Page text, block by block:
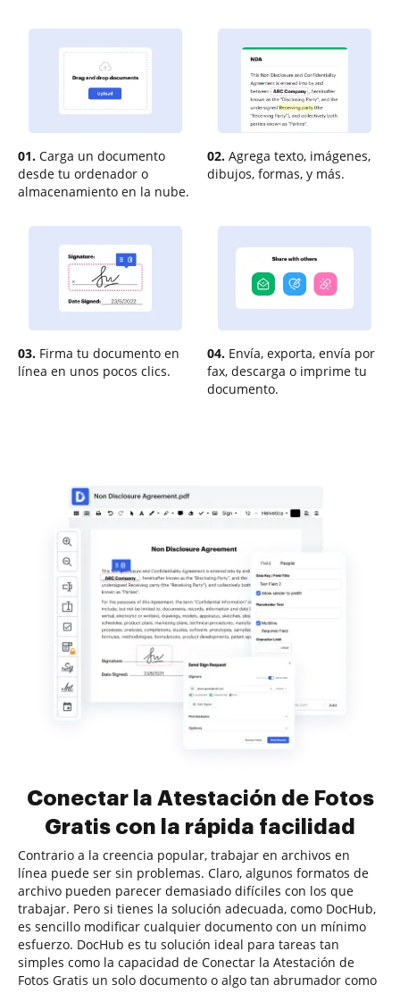
01. Carga un documento
desde tu ordenador o
almacenamiento en la nube.
02. Agrega texto, imágenes,
dibujos, formas, y más.
03. Firma tu documento en
línea en unos pocos clics.
04. Envía, exporta, envía por
fax, descarga o imprime tu
documento.
Conectar la Atestación de Fotos
Gratis con la rápida facilidad
Contrario a la creencia popular, trabajar en archivos en
línea puede ser sin problemas. Claro, algunos formatos de
archivo pueden parecer demasiado difíciles con los que
trabajar. Pero si tienes la solución adecuada, como DocHub,
es sencillo modificar cualquier documento con un mínimo
esfuerzo. DocHub es tu solución ideal para tareas tan
simples como la capacidad de Conectar la Atestación de
Fotos Gratis un solo documento o algo tan abrumador como